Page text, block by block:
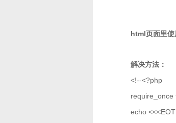
html页面里
解决方法：
<!--<?php
require_once
echo <<<EOT